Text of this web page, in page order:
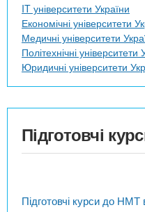
IT університети України
Економічні університети
Медичні університети
Політехнічні університети
Юридичні університети
Підготовчі
Підготовчі курси до